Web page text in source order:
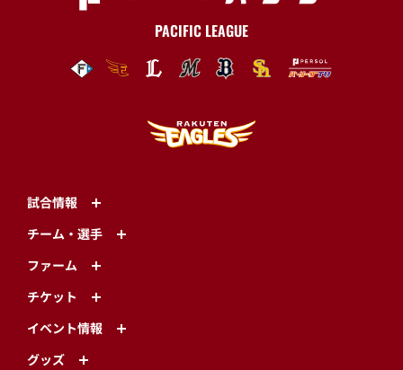
PACIFIC LEAGUE
試合情報
チーム・選手
ファーム
チケット
イベント情報
グッズ